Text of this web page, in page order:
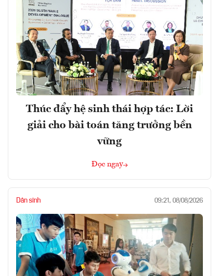
Thúc đẩy hệ sinh thái hợp tác: Lời
giải cho bài toán tăng trưởng bền
vững
Đọc ngay
Dân sinh 09:21, 08/08/2026